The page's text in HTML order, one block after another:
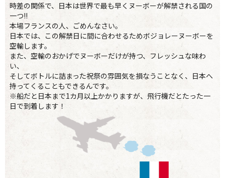
時差の関係で、日本は世界で最も早くヌーボーが解禁される国の
一つ!!
本場フランスの人、ごめんなさい。
日本では、この解禁日に間に合わせるためボジョレーヌーボーを
空輸します。
また、空輸のおかげでヌーボーだけが持つ、フレッシュな味わ
い、
そしてボトルに詰まった祝祭の雰囲気を損なうことなく、日本へ
持ってくることもできるんです。
※船だと日本まで1カ月以上かかりますが、飛行機だとたった一
日で到着します！